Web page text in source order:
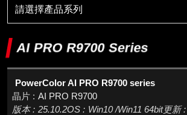
請選擇產品系列
AI PRO R9700 Series
PowerColor AI PRO R9700 series
AI PRO R9700
25.10.2
Win10 /Win11 64bit